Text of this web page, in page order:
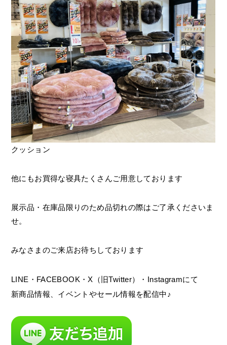
クッション
他にもお買得な寝具たくさんご用意しております
展示品・在庫品限りのため品切れの際はご了承くださいま
せ。
みなさまのご来店お待ちしております
LINE・FACEBOOK・X（旧Twitter）・Instagramにて
新商品情報、イベントやセール情報を配信中♪